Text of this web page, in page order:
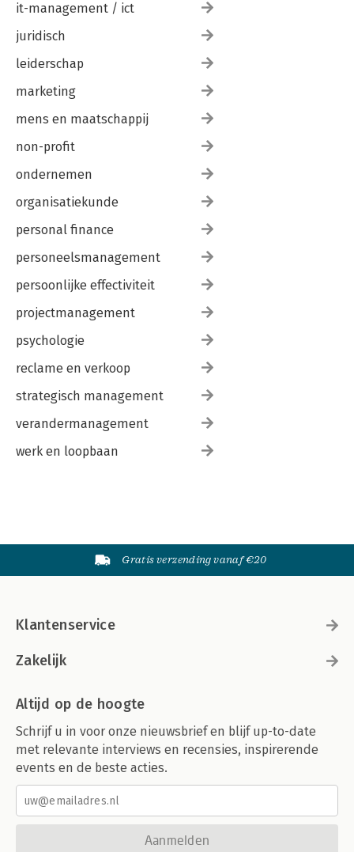
it-management / ict
juridisch
leiderschap
marketing
mens en maatschappij
non-profit
ondernemen
organisatiekunde
personal finance
personeelsmanagement
persoonlijke effectiviteit
projectmanagement
psychologie
reclame en verkoop
strategisch management
verandermanagement
werk en loopbaan
Gratis verzending vanaf €20
Klantenservice
Zakelijk
Altijd op de hoogte
Schrijf u in voor onze nieuwsbrief en blijf up-to-date
met relevante interviews en recensies, inspirerende
events en de beste acties.
Aanmelden